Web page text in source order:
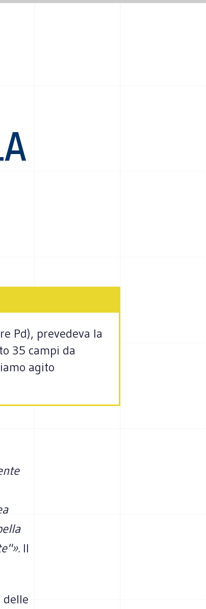
Pd), prevedeva la
35 campi da
agito
Il
delle